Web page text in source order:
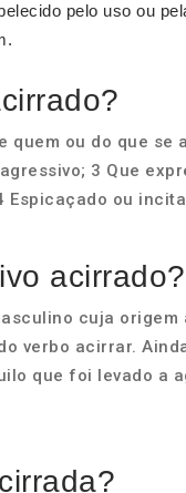
pelo uso ou
ou do que se
3 Que
ou
acirrado?
cuja
verbo acirrar.
que foi levado a